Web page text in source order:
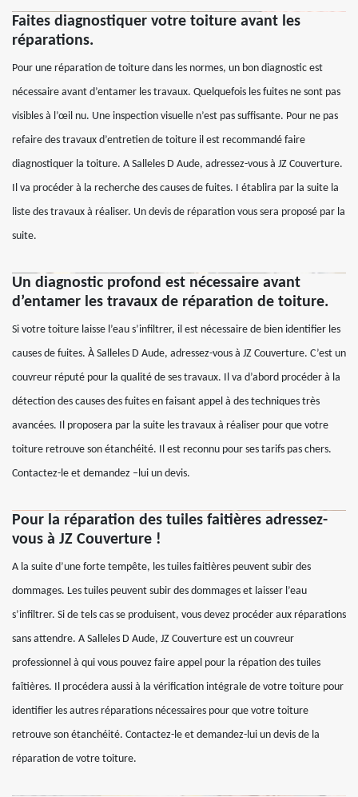
Faites diagnostiquer votre toiture avant les
réparations.
Pour une réparation de toiture dans les normes, un bon diagnostic est
nécessaire avant d’entamer les travaux. Quelquefois les fuites ne sont pas
visibles à l’œil nu. Une inspection visuelle n’est pas suffisante. Pour ne pas
refaire des travaux d’entretien de toiture il est recommandé faire
diagnostiquer la toiture. A Salleles D Aude, adressez-vous à JZ Couverture.
Il va procéder à la recherche des causes de fuites. I établira par la suite la
liste des travaux à réaliser. Un devis de réparation vous sera proposé par la
suite.
Un diagnostic profond est nécessaire avant
d’entamer les travaux de réparation de toiture.
Si votre toiture laisse l’eau s’infiltrer, il est nécessaire de bien identifier les
causes de fuites. À Salleles D Aude, adressez-vous à JZ Couverture. C’est un
couvreur réputé pour la qualité de ses travaux. Il va d’abord procéder à la
détection des causes des fuites en faisant appel à des techniques très
avancées. Il proposera par la suite les travaux à réaliser pour que votre
toiture retrouve son étanchéité. Il est reconnu pour ses tarifs pas chers.
Contactez-le et demandez –lui un devis.
Pour la réparation des tuiles faitières adressez-
vous à JZ Couverture !
A la suite d’une forte tempête, les tuiles faitières peuvent subir des
dommages. Les tuiles peuvent subir des dommages et laisser l’eau
s’infiltrer. Si de tels cas se produisent, vous devez procéder aux réparations
sans attendre. A Salleles D Aude, JZ Couverture est un couvreur
professionnel à qui vous pouvez faire appel pour la répation des tuiles
faîtières. Il procédera aussi à la vérification intégrale de votre toiture pour
identifier les autres réparations nécessaires pour que votre toiture
retrouve son étanchéité. Contactez-le et demandez-lui un devis de la
réparation de votre toiture.